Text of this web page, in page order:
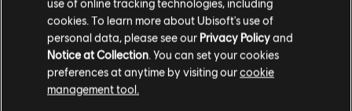
12000 Ghost Coins
₩ 96,000
cookies. To learn more about Ubisoft's use of
personal data, please see our Privacy Policyand
Notice at Collection . You can set your cookies
preferences at anytime by visiting ourcookie
management tool.